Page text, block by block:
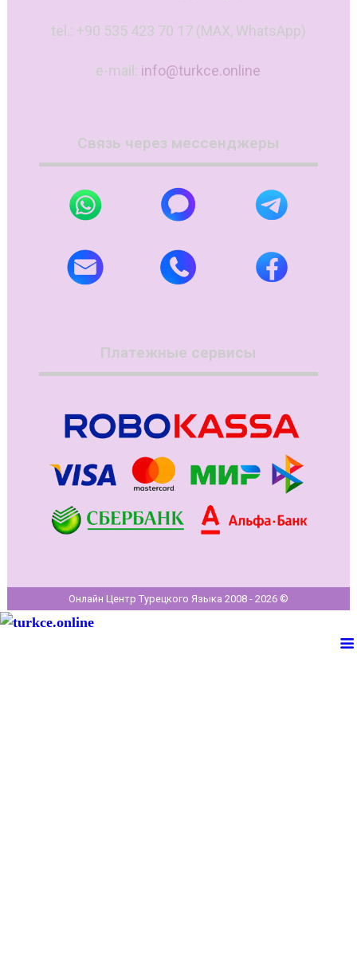
tel.: +90 535 423 70 17 (MAX, WhatsApp)
e-mail: info@turkce.online
Связь через мессенджеры
Платежные сервисы
Онлайн Центр Турецкого Языка 2008 - 2026 ©